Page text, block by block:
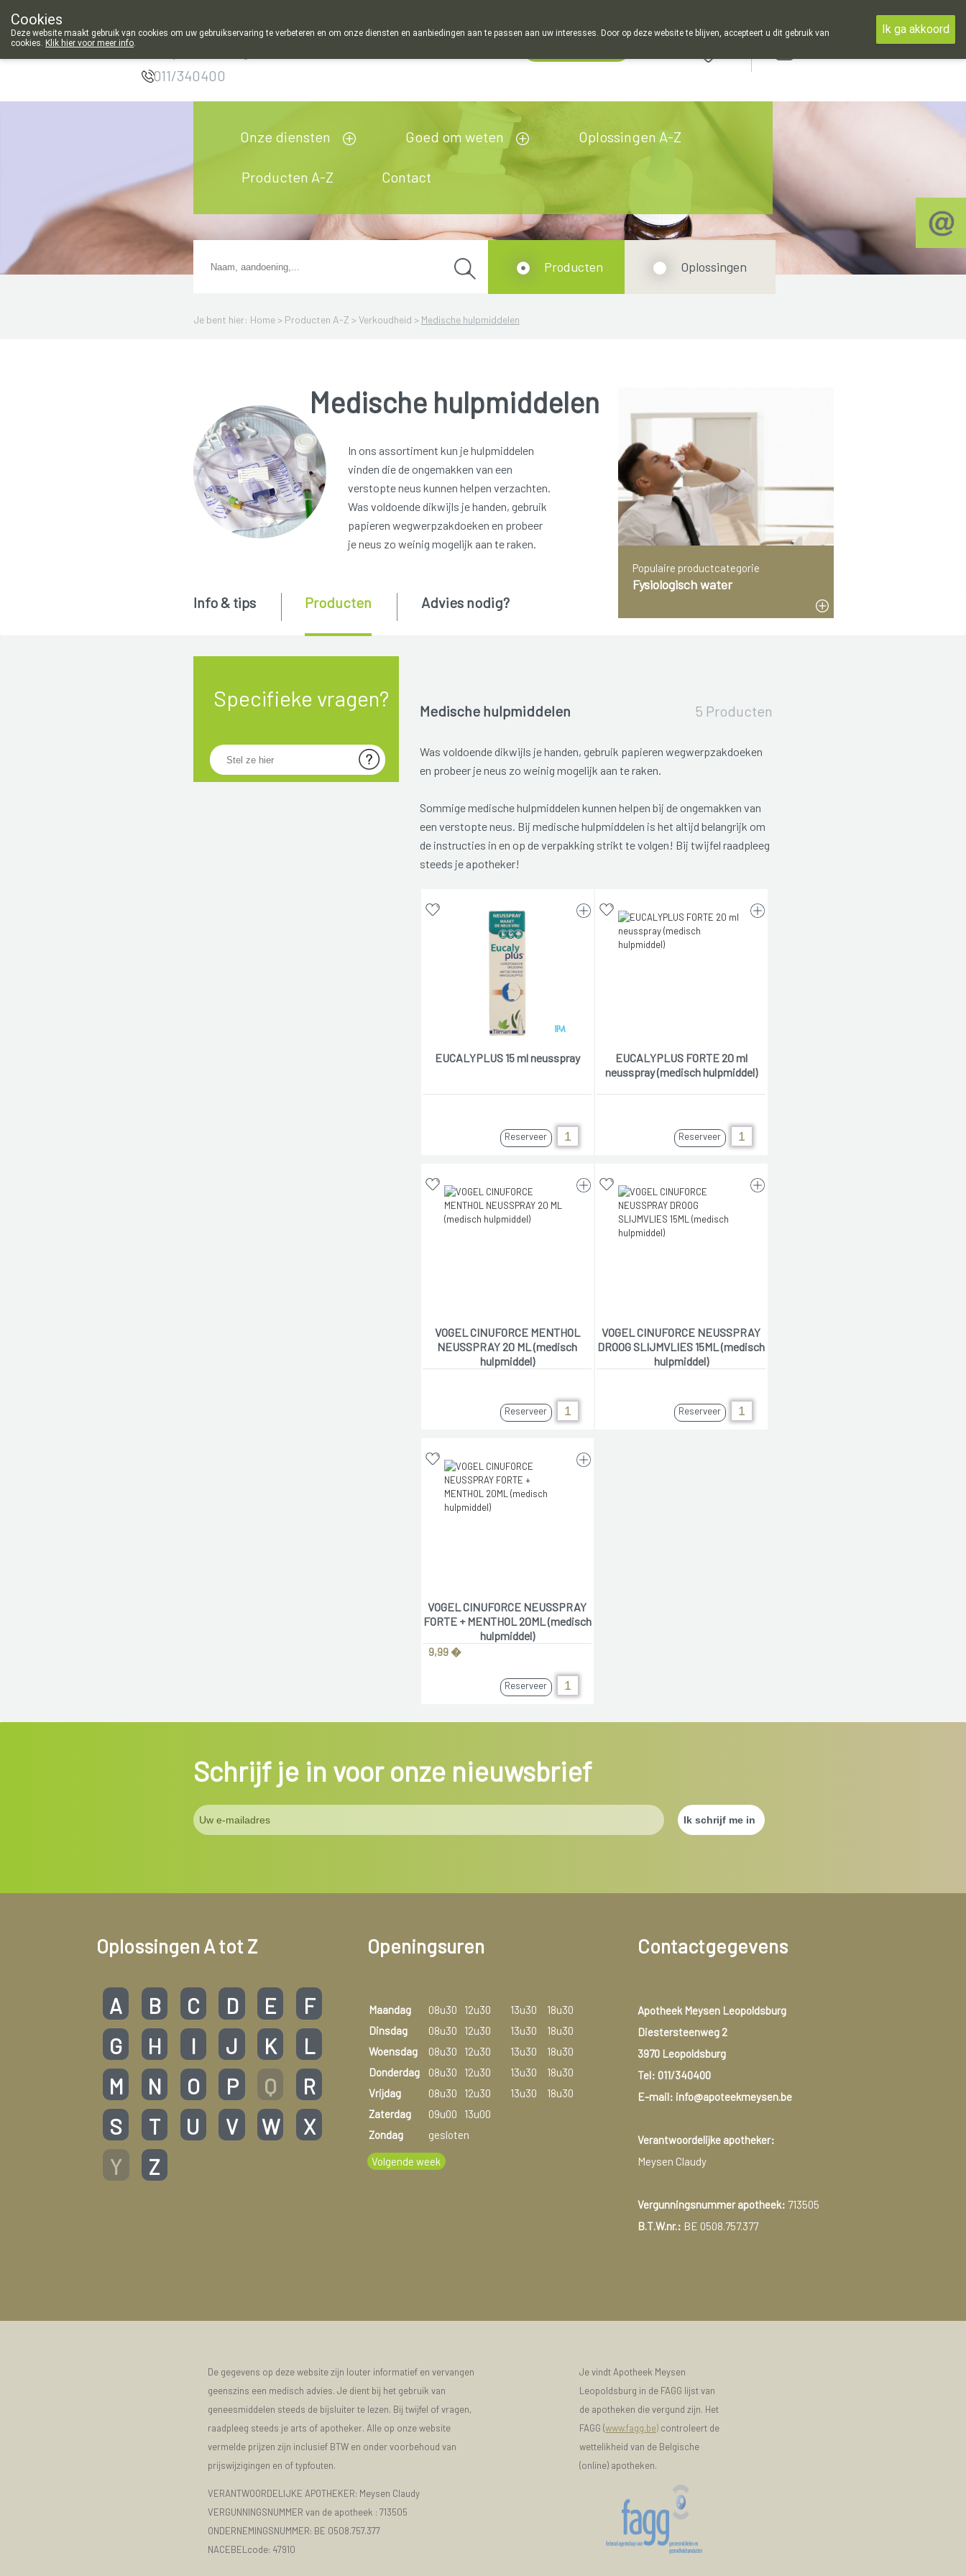
Apotheek Meysen
011/340400
Onze diensten Goed om weten Oplossingen A-Z
Producten A-Z Contact
Je bent hier: Home > Producten A-Z >Verkoudheid > Medische hulpmiddelen
Producten Oplossingen
Populaire productcategorie
Fysiologisch water
Medische hulpmiddelen
In ons assortiment kun je hulpmiddelen
vinden die de ongemakken van een
verstopte neus kunnen helpen verzachten.
Was voldoende dikwijls je handen, gebruik
papieren wegwerpzakdoeken en probeer
je neus zo weinig mogelijk aan te raken.
Specifieke vragen?
Info & tips Producten Advies nodig?
Medische hulpmiddelen 5 Producten
Was voldoende dikwijls je handen, gebruik papieren wegwerpzakdoeken
en probeer je neus zo weinig mogelijk aan te raken.
Sommige medische hulpmiddelen kunnen helpen bij de ongemakken van
een verstopte neus. Bij medische hulpmiddelen is het altijd belangrijk om
de instructies in en op de verpakking strikt te volgen! Bij twijfel raadpleeg
steeds je apotheker!
EUCALYPLUS 15 ml neusspray
Reserveer
EUCALYPLUS FORTE 20 ml
neusspray (medisch hulpmiddel)
Reserveer
VOGEL CINUFORCE MENTHOL
NEUSSPRAY 20 ML (medisch
hulpmiddel)
Reserveer
VOGEL CINUFORCE NEUSSPRAY
DROOG SLIJMVLIES 15ML (medisch
hulpmiddel)
Reserveer
VOGEL CINUFORCE NEUSSPRAY
FORTE + MENTHOL 20ML (medisch
hulpmiddel)
9,99 �
Reserveer
Schrijf je in voor onze nieuwsbrief
Oplossingen A tot Z
A B C D E
F
G
H I J K
L
M
N O P Q
R
S
T U V W
X
Y
Z
Openingsuren
Maandag 08u30 12u30 13u30
18u30
Dinsdag
08u30 12u30 13u30
18u30
Woensdag
08u30 12u30 13u30
18u30
Donderdag
08u30 12u30 13u30
18u30
Vrijdag
08u30 12u30 13u30
18u30
Zaterdag
09u00
13u00
Zondag
gesloten
Volgende week
Contactgegevens
Apotheek Meysen Leopoldsburg
Diestersteenweg 2
3970 Leopoldsburg
Tel: 011/340400
E-mail: info@apoteekmeysen.be
Verantwoordelijke apotheker:
Meysen Claudy
Vergunningsnummer apotheek: 713505
B.T.W.nr.: BE 0508.757.377
De gegevens op deze website zijn louter informatief en vervangen
geenszins een medisch advies. Je dient bij het gebruik van
geneesmiddelen steeds de bijsluiter te lezen. Bij twijfel of vragen,
raadpleeg steeds je arts of apotheker. Alle op onze website
vermelde prijzen zijn inclusief BTW en onder voorbehoud van
prijswijzigingen en of typfouten.
VERANTWOORDELIJKE APOTHEKER: Meysen Claudy
VERGUNNINGSNUMMER van de apotheek : 713505
ONDERNEMINGSNUMMER: BE 0508.757.377
NACEBELcode: 47910
Je vindt Apotheek Meysen
Leopoldsburg in de FAGG lijst van
de apotheken die vergund zijn. Het
FAGG (www.fagg.be) controleert de
wettelikheid van de Belgische
(online) apotheken.
Cookies
Deze website maakt gebruik van cookies om uw gebruikservaring te verbeteren en om onze diensten en aanbiedingen aan te passen aan uw interesses. Door op deze website te blijven, accepteert u dit gebruik van
cookies. Klik hier voor meer info.
Ik ga akkoord